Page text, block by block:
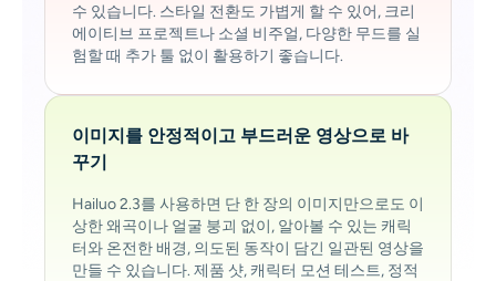
수 있습니다. 스타일 전환도 가볍게 할 수 있어, 크리
에이티브 프로젝트나 소셜 비주얼, 다양한 무드를 실
험할 때 추가 툴 없이 활용하기 좋습니다.
이미지를 안정적이고 부드러운 영상으로 바
꾸기
Hailuo 2.3를 사용하면 단 한 장의 이미지만으로도 이
상한 왜곡이나 얼굴 붕괴 없이, 알아볼 수 있는 캐릭
터와 온전한 배경, 의도된 동작이 담긴 일관된 영상을
만들 수 있습니다. 제품 샷, 캐릭터 모션 테스트, 정적